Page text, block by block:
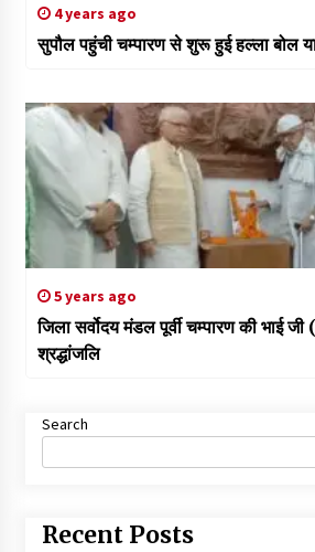
4 years ago
सुपौल पहुंची चम्पारण से शुरू हुई हल्ला बोल
5 years ago
जिला सर्वोदय मंडल पूर्वी चम्पारण की भाई
श्रद्धांजलि
Search
Recent Posts